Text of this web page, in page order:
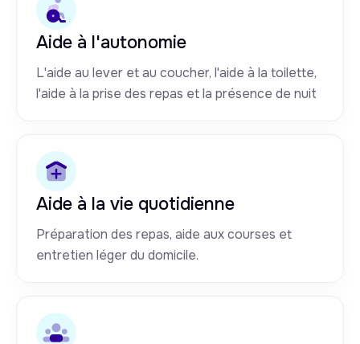
Aide à l'autonomie
L'aide au lever et au coucher, l'aide à la toilette,
l'aide à la prise des repas et la présence de nuit
Aide à la vie quotidienne
Préparation des repas, aide aux courses et
entretien léger du domicile.